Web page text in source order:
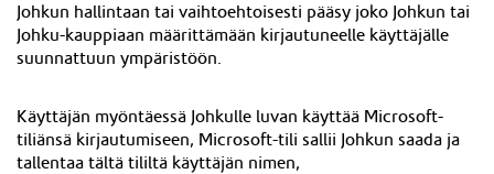
Johkun hallintaan tai vaihtoehtoisesti pääsy joko Johkun tai
Johku-kauppiaan määrittämään kirjautuneelle käyttäjälle
suunnattuun ympäristöön.
Käyttäjän myöntäessä Johkulle luvan käyttää Microsoft-
tiliänsä kirjautumiseen, Microsoft-tili sallii Johkun saada ja
tallentaa tältä tililtä käyttäjän nimen,